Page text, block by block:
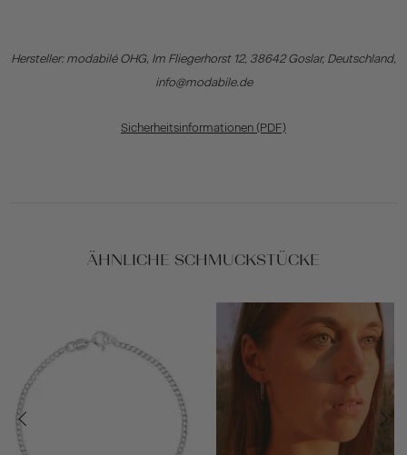
Hersteller: modabilé OHG, Im Fliegerhorst 12, 38642 Goslar, Deutschland,
info@modabile.de
Sicherheitsinformationen (PDF)
ÄHNLICHE SCHMUCKSTÜCKE